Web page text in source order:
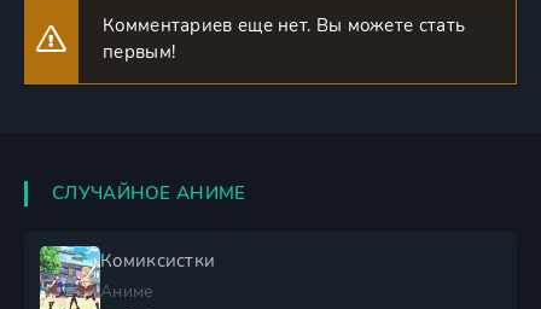
Комментариев еще нет. Вы можете стать
первым!
СЛУЧАЙНОЕ АНИМЕ
Комиксистки
Аниме